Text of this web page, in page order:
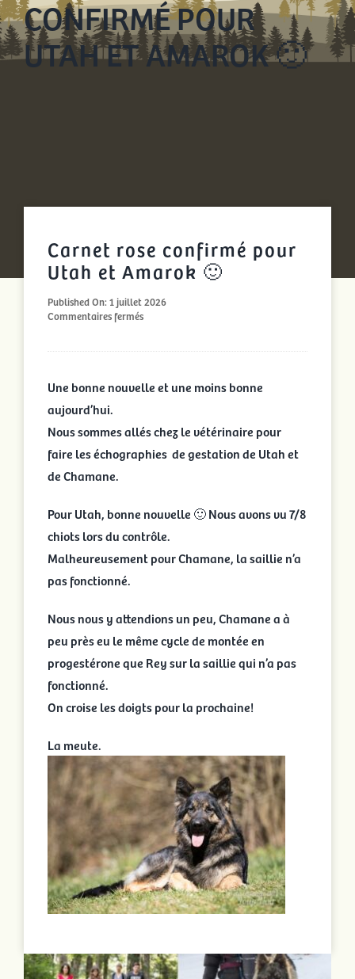
CONFIRMÉ POUR
UTAH ET AMAROK 🙂
Carnet rose confirmé pour
Utah et Amarok 🙂
Published On: 1 juillet 2026
Commentaires ferméssur
Utah
🙂
Une bonne nouvelle et une moins bonne
aujourd’hui.
Nous sommes allés chez le vétérinaire pour
faire les échographies de gestation de Utah et
de Chamane.
Pour Utah, bonne nouvelle 🙂 Nous avons vu 7/8
chiots lors du contrôle.
Malheureusement pour Chamane, la saillie n’a
pas fonctionné.
Nous nous y attendions un peu, Chamane a à
peu près eu le même cycle de montée en
progestérone que Rey sur la saillie qui n’a pas
fonctionné.
On croise les doigts pour la prochaine!
La meute.